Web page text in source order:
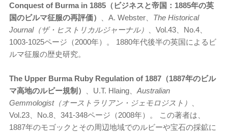
Conquest of Burma in 1885（ビジネスと帝国：1885年の英
国のビルマ征服の再評価）
、A. Webster、 The Historical
Journal（ザ・ヒストリカルジャーナル）
、Vol.43、No.4、
1003-1025ページ（2000年）。 1880年代後半の英国によるビ
ルマ征服の歴史研究。
The Upper Burma Ruby Regulation of 1887（1887年のビル
マ高地のルビー規制）
、U.T. Hlaing、 Australian
Gemmologist（オーストラリアン・ジェモロジスト）
Vol.23、No.8、341-348ページ（2008年）。 この著者は、
1887年のモゴックとその周辺地域でのルビーや宝石の採鉱に